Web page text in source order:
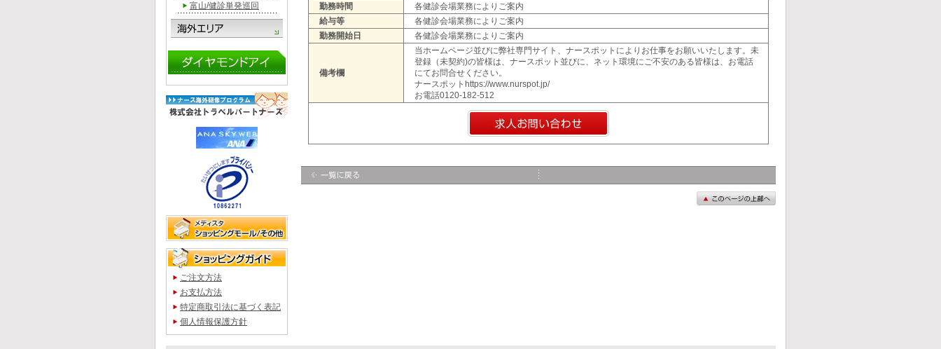
勤務時間
各健診会場業務によりご案内
給与等
各健診会場業務によりご案内
勤務開始日
各健診会場業務によりご案内
備考欄
当ホームページ並びに弊社専門サイト、ナースポットによりお仕事をお願いいたします。未
登録（未契約)の皆様は、ナースポット並びに、ネット環境にご不安のある皆様は、お電話
にてお問合せください。
ナースポットhttps://www.nurspot.jp/
お電話0120-182-512
富山/健診単発巡回
ご注文方法
お支払方法
特定商取引法に基づく表記
個人情報保護方針